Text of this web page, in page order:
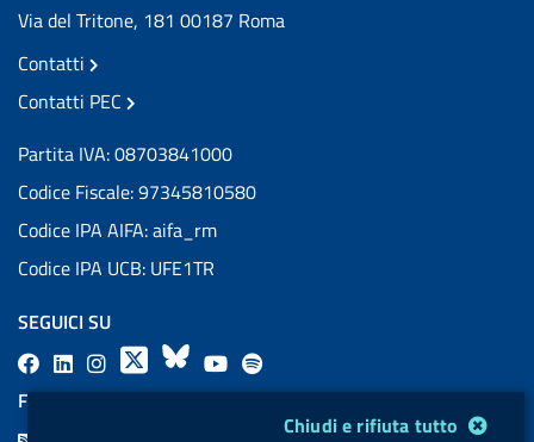
Chiudi e rifiuta tutto
Via del Tritone, 181 00187 Roma
Contatti
Contatti PEC
Partita IVA: 08703841000
Codice Fiscale: 97345810580
Codice IPA AIFA: aifa_rm
Codice IPA UCB: UFE1TR
SEGUICI SU
F
a
L
i
a
X
B
l
Y
o
l
a
FEED RSS